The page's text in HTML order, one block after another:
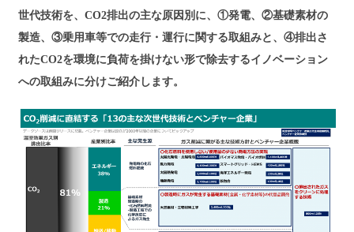
世代技術を、CO2排出の主な原因別に、①発電、②基礎素材の
製造、③乗用車等での走行・運行に関する取組みと、④排出さ
れたCO2を環境に負荷を掛けない形で除去するイノベーション
への取組みに分けご紹介します。